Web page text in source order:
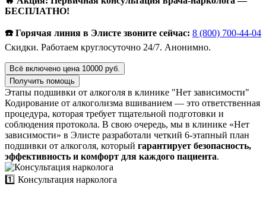
БЕСПЛАТНО!
☎️ Горячая линия в Элисте звоните сейчас: 8 (800) 700-44-04
Скидки. Работаем круглосуточно 24/7. Анонимно.
Всё включено цена 10000 руб.
Получить помощь
Этапы подшивки от алкоголя в клинике "Нет зависимости"
Кодирование от алкоголизма вшиванием — это ответственная
процедура, которая требует тщательной подготовки и
соблюдения протокола. В свою очередь, мы в клинике «Нет
зависимости» в Элисте разработали четкий 6-этапный план
подшивки от алкоголя, который гарантирует безопасность,
эффективность и комфорт для каждого пациента.
1️⃣ Консультация нарколога